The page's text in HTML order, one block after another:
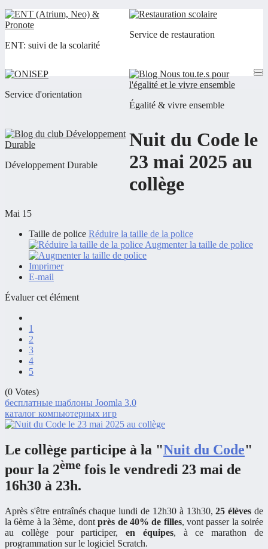
ENT: suivi de la scolarité
Service de restauration
Service d'orientation
Égalité & vivre ensemble
Développement Durable
Nuit du Code le
23 mai 2025 au
collège
Mai 15
Taille de police Réduire la taille de la police
Augmenter la taille de police
Imprimer
E-mail
Évaluer cet élément
1
2
3
4
5
(0 Votes)
бесплатные шаблоны Joomla 3.0
каталог компьютерных игр
Le collège participe à la "Nuit du Code"
pour la 2ème fois le vendredi 23 mai de
16h30 à 23h.
Après s'être entraînés chaque lundi de 12h30 à 13h30,25 élèves de
la 6ème à la 3ème, dontprès de 40% de filles, vont passer la soirée
au collège pour participer,en équipes, à ce marathon de
programmation sur le logiciel Scratch.